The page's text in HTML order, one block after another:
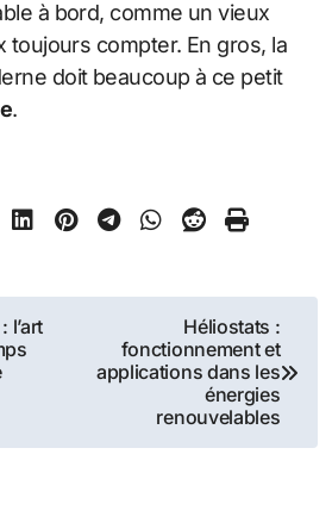
à bord, comme un vieux
toujours compter. En gros, la
doit beaucoup à ce petit
.
l’art
Héliostats :
fonctionnement et
applications dans les
énergies
renouvelables